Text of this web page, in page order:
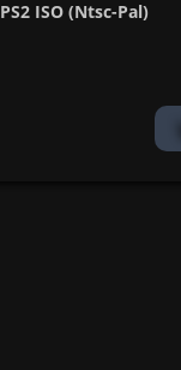
PS2 ISO (Ntsc-Pal)